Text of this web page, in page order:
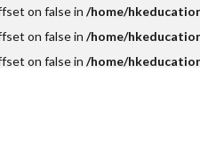
on false in /home/
on false in /home/
on false in /home/